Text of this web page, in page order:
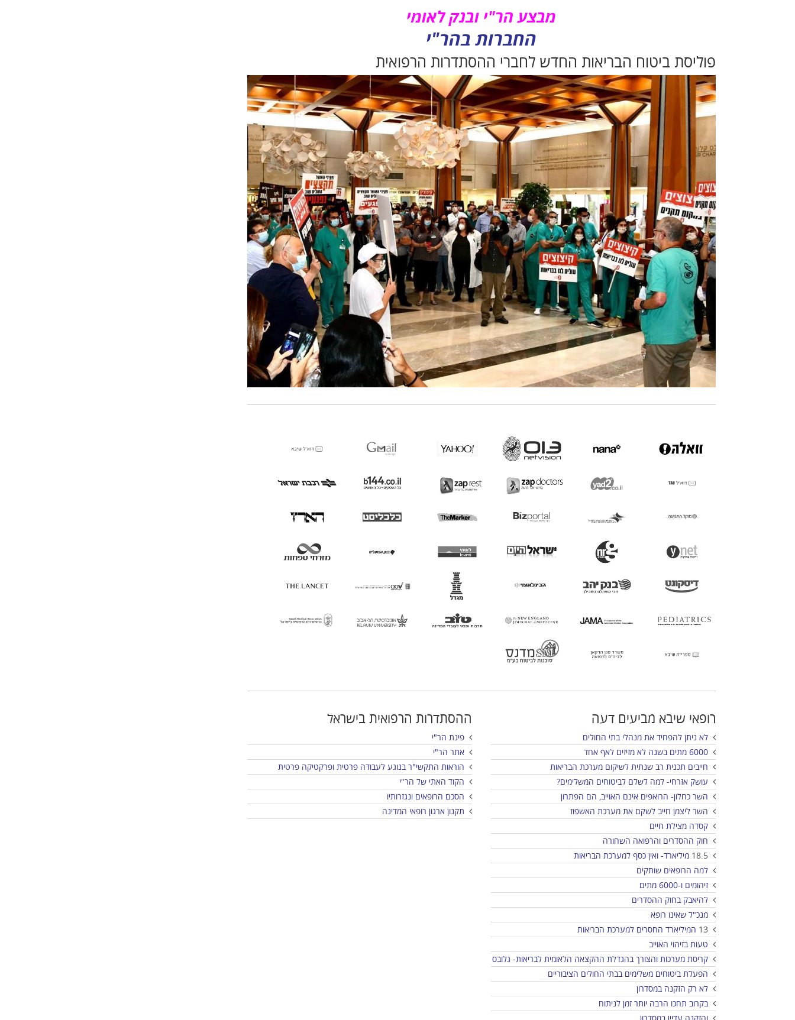
מבצע הר"י ובנק לאומי
החברות בהר"י
פוליסת ביטוח הבריאות החדש לחברי ההסתדרות הרפואית
ההסתדרות הרפואית בישראל
פינת הר"י
אתר הר"י
הוראות התקשי"ר בנוגע לעבודה פרטית ופרקטיקה פרטית
הקוד האתי של הר"י
הסכם הרופאים ונגזרותיו
תקנון ארגון רופאי המדינה
רופאי שיבא מביעים דעה
לא ניתן להפחיד את מנהלי בתי החולים
6000 מתים בשנה לא מזיזים לאף אחד
חייבים תכנית רב שנתית לשיקום מערכת הבריאות
עושק אזרחי- למה לשלם לביטוחים המשלימים?
השר כחלון- הרואפים אינם האוייב, הם הפתרון
השר ליצמן חייב לשקם את מערכת האשפוז
קסדה מצילת חיים
חוק ההסדרים והרפואה השחורה
18.5 מיליארד- ואין כסף למערכת הבריאות
למה הרופאים שותקים
זיהומים ו-6000 מתים
להיאבק בחוק ההסדרים
מנכ"ל שאינו רופא
13 המיליארד החסרים למערכת הבריאות
טעות בזיהוי האוייב
קריסת מערכות והצורך בהגדלת ההקצאה הלאומית לבריאות- גלובס
הפעלת ביטוחים משלימים בבתי החולים הציבוריים
לא רק הזקנה במסדרון
בקרוב תחכו הרבה יותר זמן לניתוח